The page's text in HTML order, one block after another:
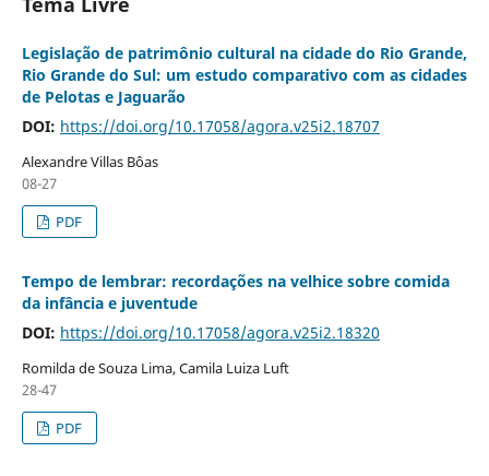
Legislação de patrimônio cultural na cidade do Rio Grande,
Rio Grande do Sul: um estudo comparativo com as cidades
de Pelotas e Jaguarão
DOI: https://doi.org/10.17058/agora.v25i2.18707
Alexandre Villas Bôas
08-27
PDF
Tempo de lembrar: recordações na velhice sobre comida
da infância e juventude
DOI: https://doi.org/10.17058/agora.v25i2.18320
Romilda de Souza Lima, Camila Luiza Luft
28-47
PDF